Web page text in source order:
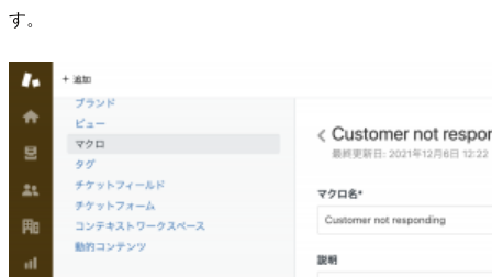
す。